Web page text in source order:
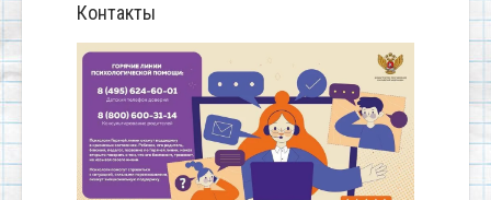
Контакты